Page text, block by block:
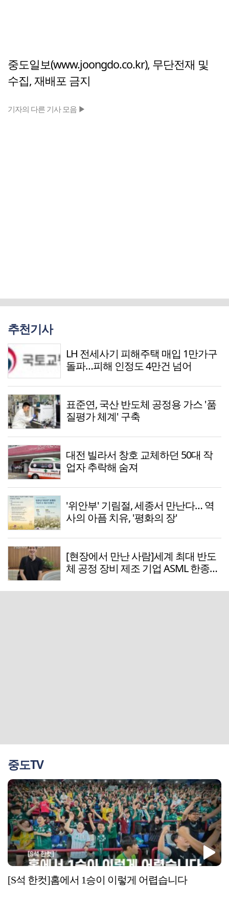
중도일보(www.joongdo.co.kr), 무단전재 및
수집, 재배포 금지
기자의 다른 기사 모음 ▶
추천기사
LH 전세사기 피해주택 매입 1만가구
돌파…피해 인정도 4만건 넘어
표준연, 국산 반도체 공정용 가스 '품
질평가 체계' 구축
대전 빌라서 창호 교체하던 50대 작
업자 추락해 숨져
'위안부' 기림절, 세종서 만난다… 역
사의 아픔 치유, '평화의 장'
[현장에서 만난 사람]세계 최대 반도
체 공정 장비 제조 기업 ASML 한종호
중도TV
[S석 한컷]홈에서 1승이 이렇게 어렵습니다